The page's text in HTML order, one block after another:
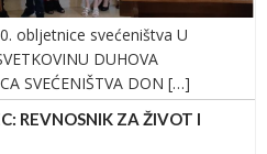
obljetnice svećeništva U
DUHOVA
SVEĆENIŠTVA DON […]
REVNOSNIK ZA ŽIVOT I